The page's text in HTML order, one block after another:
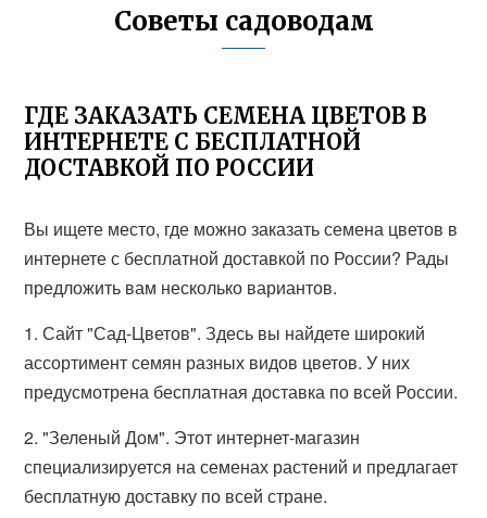
Советы садоводам
ГДЕ ЗАКАЗАТЬ СЕМЕНА ЦВЕТОВ В
ИНТЕРНЕТЕ С БЕСПЛАТНОЙ
ДОСТАВКОЙ ПО РОССИИ
Вы ищете место, где можно заказать семена цветов в
интернете с бесплатной доставкой по России? Рады
предложить вам несколько вариантов.
1. Сайт "Сад-Цветов". Здесь вы найдете широкий
ассортимент семян разных видов цветов. У них
предусмотрена бесплатная доставка по всей России.
2. "Зеленый Дом". Этот интернет-магазин
специализируется на семенах растений и предлагает
бесплатную доставку по всей стране.